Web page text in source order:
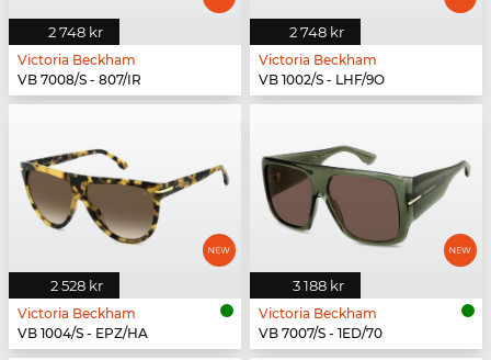
2 748 kr
Victoria Beckham
VB 7008/S - 807/IR
2 748 kr
Victoria Beckham
VB 1002/S - LHF/9O
2 528 kr
Victoria Beckham
VB 1004/S - EPZ/HA
3 188 kr
Victoria Beckham
VB 7007/S - 1ED/70